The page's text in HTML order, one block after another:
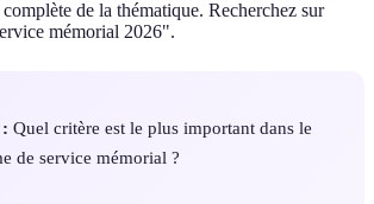
de la thématique. Recherchez sur
mémorial 2026".
Quel critère est le plus important dans le
de service mémorial ?